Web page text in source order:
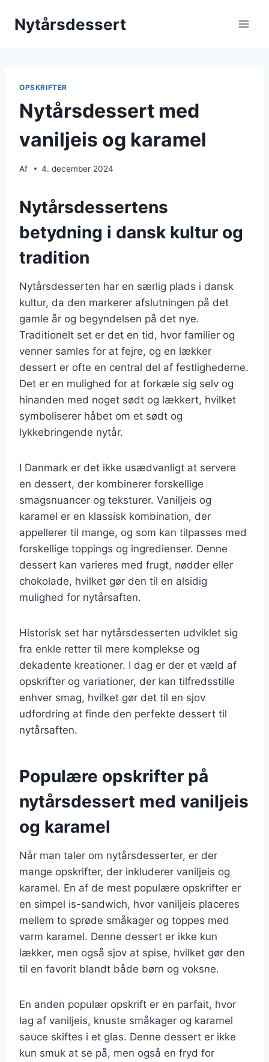
Nytårsdessert
OPSKRIFTER
Nytårsdessert med
vaniljeis og karamel
Af 4. december 2024
Nytårsdessertens
betydning i dansk kultur og
tradition
Nytårsdesserten har en særlig plads i dansk
kultur, da den markerer afslutningen på det
gamle år og begyndelsen på det nye.
Traditionelt set er det en tid, hvor familier og
venner samles for at fejre, og en lækker
dessert er ofte en central del af festlighederne.
Det er en mulighed for at forkæle sig selv og
hinanden med noget sødt og lækkert, hvilket
symboliserer håbet om et sødt og
lykkebringende nytår.
I Danmark er det ikke usædvanligt at servere
en dessert, der kombinerer forskellige
smagsnuancer og teksturer. Vaniljeis og
karamel er en klassisk kombination, der
appellerer til mange, og som kan tilpasses med
forskellige toppings og ingredienser. Denne
dessert kan varieres med frugt, nødder eller
chokolade, hvilket gør den til en alsidig
mulighed for nytårsaften.
Historisk set har nytårsdesserten udviklet sig
fra enkle retter til mere komplekse og
dekadente kreationer. I dag er der et væld af
opskrifter og variationer, der kan tilfredsstille
enhver smag, hvilket gør det til en sjov
udfordring at finde den perfekte dessert til
nytårsaften.
Populære opskrifter på
nytårsdessert med vaniljeis
og karamel
Når man taler om nytårsdesserter, er der
mange opskrifter, der inkluderer vaniljeis og
karamel. En af de mest populære opskrifter er
en simpel is-sandwich, hvor vaniljeis placeres
mellem to sprøde småkager og toppes med
varm karamel. Denne dessert er ikke kun
lækker, men også sjov at spise, hvilket gør den
til en favorit blandt både børn og voksne.
En anden populær opskrift er en parfait, hvor
lag af vaniljeis, knuste småkager og karamel
sauce skiftes i et glas. Denne dessert er ikke
kun smuk at se på, men også en fryd for